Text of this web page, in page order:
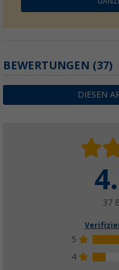
BEWERTUNGEN (37)
DIESEN
37
5
4